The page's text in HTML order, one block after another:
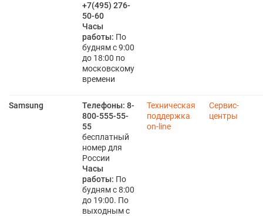
+7(495) 276-
50-60
Часы
работы: По
будням с 9:00
до 18:00 по
московскому
времени
Samsung Телефоны: 8-
800-555-55-
55
бесплатный
номер для
России
Часы
работы: По
будням с 8:00
до 19:00. По
выходным с
Техническая
поддержка
on-line
Сервис-
центры